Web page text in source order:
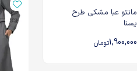
مانتو عبا مشکی طرح
یسنا
1,900,000تومان